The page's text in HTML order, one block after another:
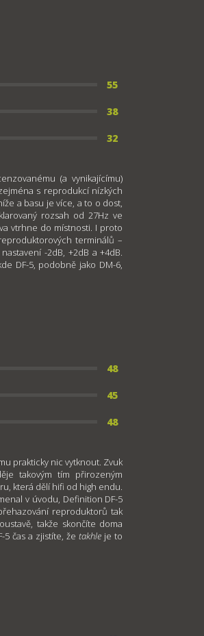
55
38
32
(a vynikajícímu)
s reprodukcí nízkých
a basu je více, a to o dost,
rozsah od 27Hz ve
vtrhne do místnosti. I proto
terminálů –
-2dB, +2dB a +4dB.
DF-5, podobně jako DM-6,
48
45
48
prakticky nic vytknout. Zvuk
takovým tím přirozeným
která dělí hifi od high endu.
v úvodu, Definition DF-5
reproduktorů tak
takže skončíte doma
5 čas a zjistíte, žetakhle je to